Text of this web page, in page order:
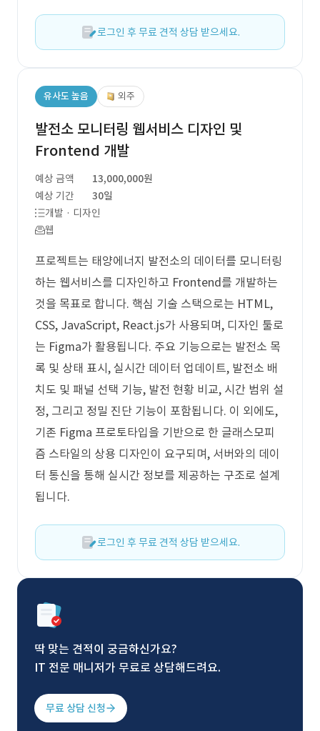
로그인 후 무료 견적 상담 받으세요.
유사도 높음 외주
발전소 모니터링 웹서비스 디자인 및
Frontend 개발
예상 금액
13,000,000원
예상 기간
30일
개발 · 디자인
웹
프로젝트는 태양에너지 발전소의 데이터를 모니터링
하는 웹서비스를 디자인하고 Frontend를 개발하는
것을 목표로 합니다. 핵심 기술 스택으로는 HTML,
CSS, JavaScript, React.js가 사용되며, 디자인 툴로
는 Figma가 활용됩니다. 주요 기능으로는 발전소 목
록 및 상태 표시, 실시간 데이터 업데이트, 발전소 배
치도 및 패널 선택 기능, 발전 현황 비교, 시간 범위 설
정, 그리고 정밀 진단 기능이 포함됩니다. 이 외에도,
기존 Figma 프로토타입을 기반으로 한 글래스모피
즘 스타일의 상용 디자인이 요구되며, 서버와의 데이
터 통신을 통해 실시간 정보를 제공하는 구조로 설계
됩니다.
로그인 후 무료 견적 상담 받으세요.
딱 맞는 견적이 궁금하신가요?
IT 전문 매니저가 무료로 상담해드려요.
무료 상담 신청